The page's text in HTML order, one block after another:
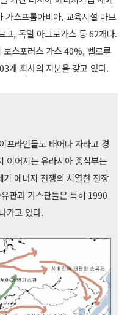
가스프롬아비아, 교육시설 마브
고, 독일 아그로가스 등 62개다.
스포러스 가스 40%, 벨로루
개 회사의 지분을 갖고 있다.
프라인들도 태어나 자라고 경
이어지는 유라시아 중심부는
에너지 전쟁의 치열한 전장
관과 가스관들은 특히 1990
가고 있다.